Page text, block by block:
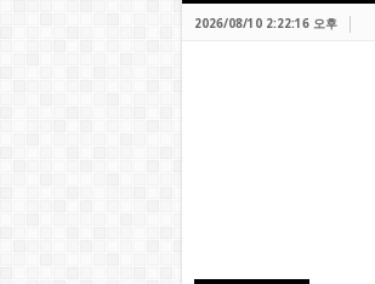
2026/08/10 2:22:16 오후